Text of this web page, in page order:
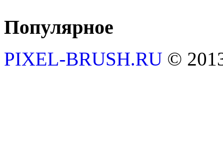
Популярное
PIXEL-BRUSH.RU ©